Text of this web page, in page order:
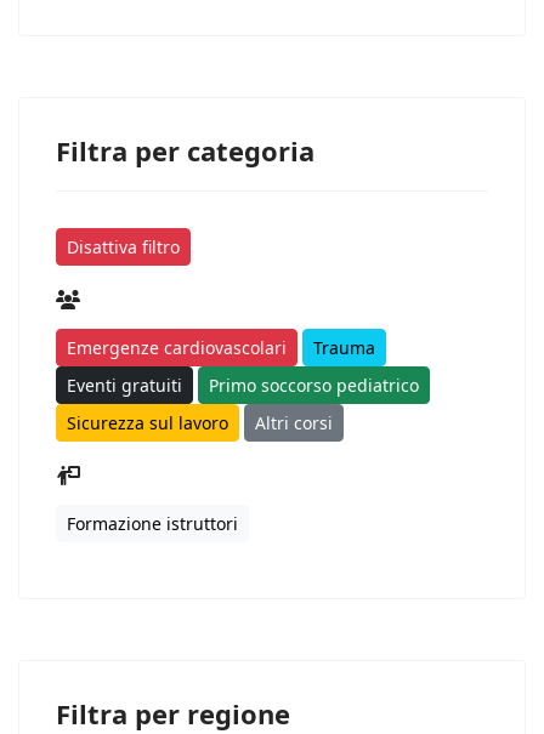
Filtra per categoria
Disattiva filtro
Emergenze cardiovascolari
Trauma
Eventi gratuiti
Primo soccorso pediatrico
Sicurezza sul lavoro
Altri corsi
Formazione istruttori
Filtra per regione